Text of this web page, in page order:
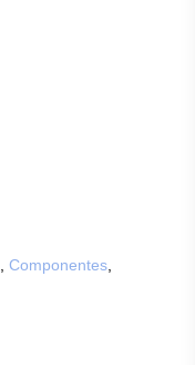
Componentes